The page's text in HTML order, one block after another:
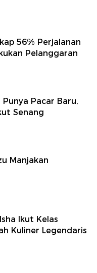
56% Perjalanan
Pelanggaran
Pacar Baru,
Senang
Manjakan
Ikut Kelas
Kuliner Legendaris